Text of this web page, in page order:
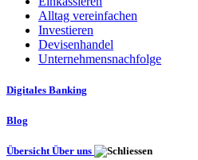
Alltag vereinfachen
Investieren
Devisenhandel
Unternehmensnachfolge
Digitales Banking
Blog
Übersicht Über uns